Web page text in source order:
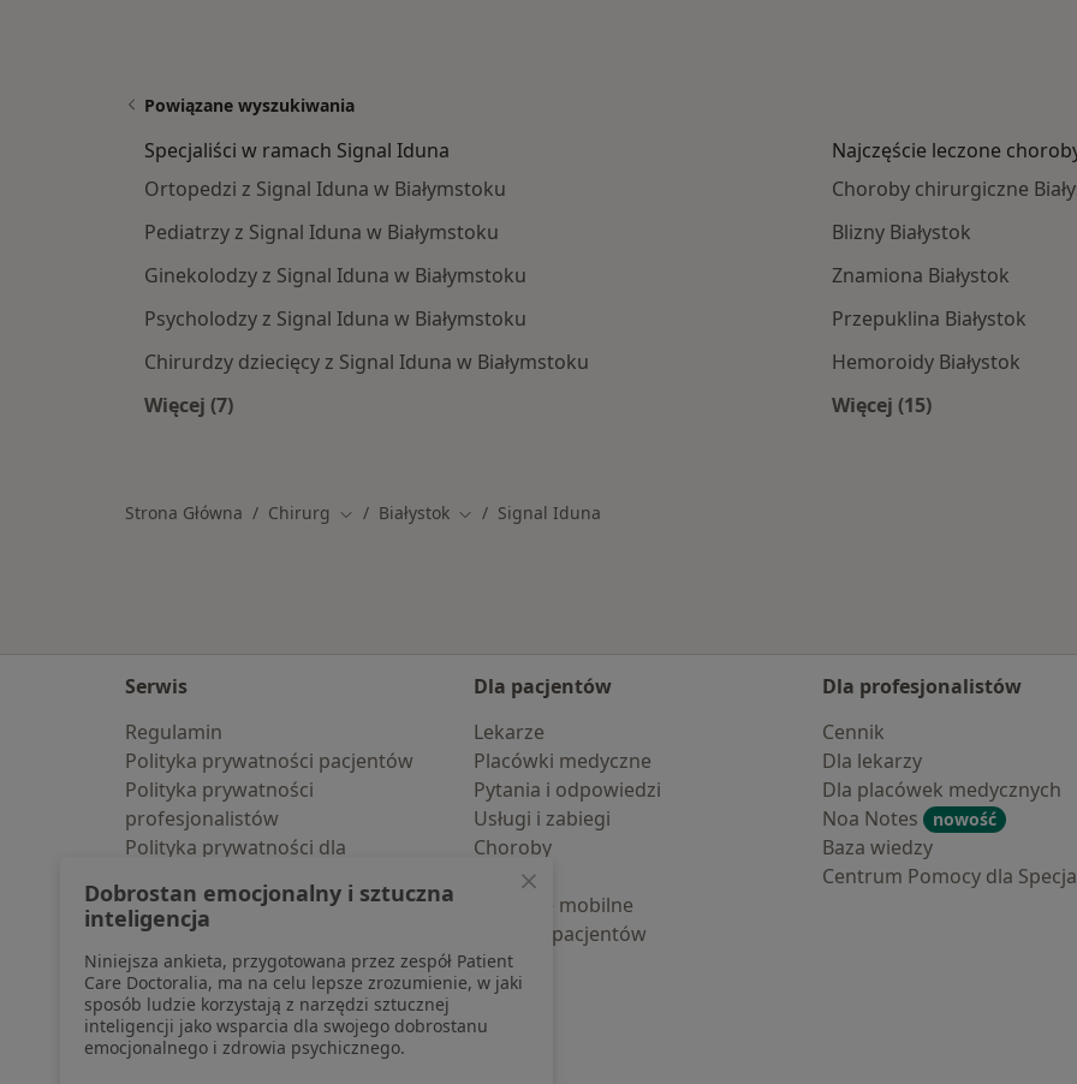
Powiązane wyszukiwania
Specjaliści w ramach Signal Iduna
Ortopedzi z Signal Iduna w Białymstoku
Pediatrzy z Signal Iduna w Białymstoku
Ginekolodzy z Signal Iduna w Białymstoku
Psycholodzy z Signal Iduna w Białymstoku
Chirurdzy dziecięcy z Signal Iduna w Białymstoku
Więcej (7)
Najczęście leczone
Choroby chirurgiczne
Blizny Białystok
Znamiona Białystok
Przepuklina Białystok
Hemoroidy Białystok
Więcej (15)
Strona Główna Chirurg Zmień miasto
Białystok Zmień miasto
Signal Iduna
Serwis
Regulamin
Polityka prywatności pacjentów
Polityka prywatności
profesjonalistów
Polityka prywatności dla
pozyskaliśmy samodzielnie
Polityka cookies
Jak działają wyniki wyszukiwania
Dostępność
O nas
Praca Rekrutujemy!
Dla pacjentów
Lekarze
Placówki medyczne
Pytania i odpowiedzi
Usługi i zabiegi
Choroby
Pomoc
Aplikacje mobilne
Blog dla pacjentów
Dla profesjonalistów
Cennik
Dla lekarzy
Dla placówek medycznych
Noa Notes
nowość
Baza wiedzy
Centrum Pomocy dla
Dobrostan emocjonalny i sztuczna
inteligencja
Niniejsza ankieta, przygotowana przez zespół Patient
Care Doctoralia, ma na celu lepsze zrozumienie, w jaki
sposób ludzie korzystają z narzędzi sztucznej
inteligencji jako wsparcia dla swojego dobrostanu
emocjonalnego i zdrowia psychicznego.